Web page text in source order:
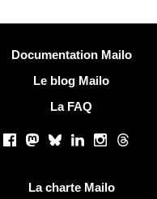
Documentation Mailo
Le blog Mailo
La FAQ
Facebook
Mastodon
BlueskyLinkedInInstagram
Threads
La charte Mailo